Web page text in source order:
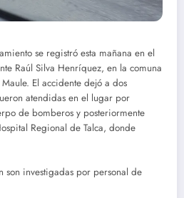
se registró esta mañana en el
Raúl Silva Henríquez, en la comuna
El accidente dejó a dos
atendidas en el lugar por
de bomberos y posteriormente
Regional de Talca, donde
son investigadas por personal de